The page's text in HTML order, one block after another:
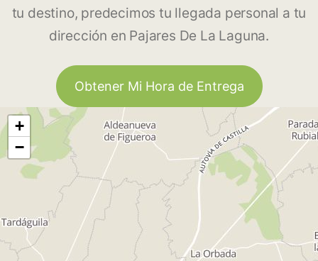
tu destino, predecimos tu llegada personal a tu
dirección en Pajares De La Laguna.
Obtener Mi Hora de Entrega
+
−